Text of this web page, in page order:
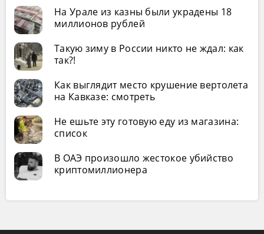
На Урале из казны были украдены 18
миллионов рублей
Такую зиму в России никто не ждал: как
так?!
Как выглядит место крушение вертолета
на Кавказе: смотреть
Не ешьте эту готовую еду из магазина:
список
В ОАЭ произошло жестокое убийство
криптомиллионера